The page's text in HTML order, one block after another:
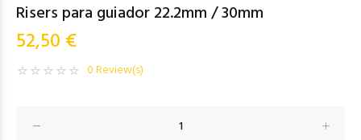
Risers para guiador 22.2mm / 30mm
52,50 €
0 Review(s)